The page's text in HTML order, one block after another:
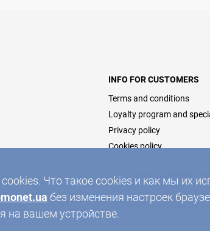
Что такое cookies и как мы их
без изменения настроек
на вашем устройстве.
INFO FOR CUSTOMERS
Terms and conditions
Loyalty program and
Privacy policy
Cookies policy
2026 © DOMONET,